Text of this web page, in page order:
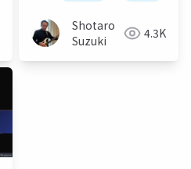
Shotaro
Suzuki
4.3K